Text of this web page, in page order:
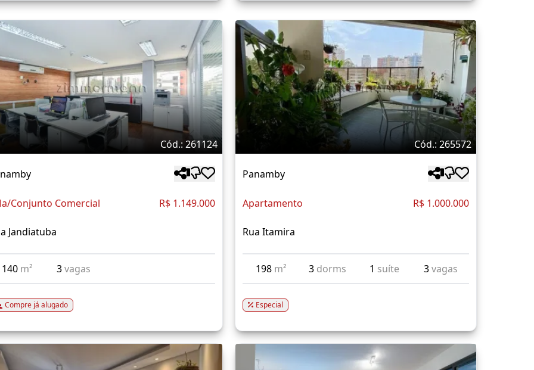
Cód.: 261124
Conjunto Comercial R$ 1.149.000
Jandiatuba
140 m² 3vagas
Compre já alugado
Cód.: 265572
Panamby
Apartamento R$ 1.000.000
Rua Itamira
198 m² 3 dorms 1 suíte 3vagas
Especial